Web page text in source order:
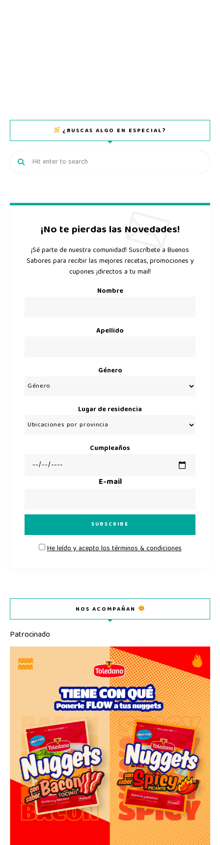
¿BUSCAS ALGO EN ESPECIAL?
¡No te pierdas las Novedades!
¡Sé parte de nuestra comunidad! Suscríbete a Buenos
Sabores para recibir las mejores recetas, promociones y
cupones ¡directos a tu mail!
Nombre
Apellido
Género
Lugar de residencia
Cumpleaños
E-mail
He leído y acepto los términos & condiciones
NOS ACOMPAÑAN
Patrocinado